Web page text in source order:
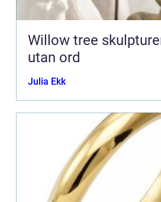
Willow tree skulpturer som talar
utan ord
Julia Ekk